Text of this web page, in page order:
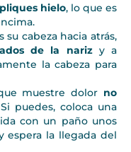
hielo, lo que es
su cabeza hacia atrás,
de la narizy a
la cabeza para
muestre dolor no
puedes, coloca una
con un paño unos
espera la llegada del